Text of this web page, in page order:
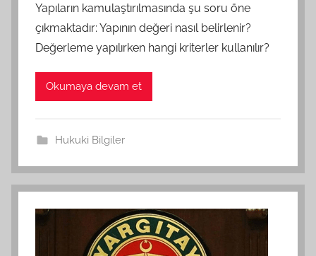
Yapıların kamulaştırılmasında şu soru öne
çıkmaktadır: Yapının değeri nasıl belirlenir?
Değerleme yapılırken hangi kriterler kullanılır?
Okumaya devam et
Hukuki Bilgiler